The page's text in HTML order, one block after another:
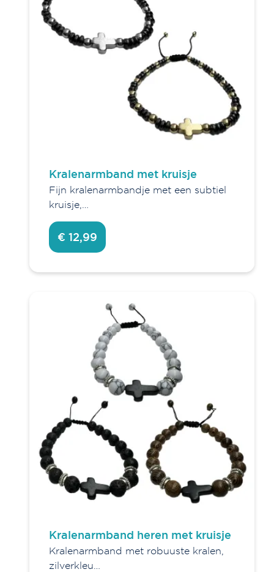
Kralenarmband met kruisje
Fijn kralenarmbandje met een subtiel
kruisje,…
€ 12,99
Kralenarmband heren met kruisje
Kralenarmband met robuuste kralen,
zilverkleu…